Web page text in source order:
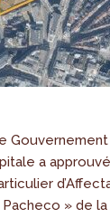
a approuvé
Pacheco » de